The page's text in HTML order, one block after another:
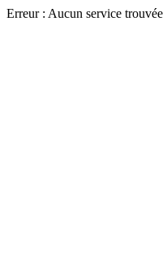
Erreur : Aucun service trouvée